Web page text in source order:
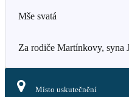
Mše svatá
Za rodiče Martínkovy, syna
Místo uskutečnění